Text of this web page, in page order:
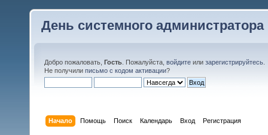
День системного администратора
Добро пожаловать, Гость . Пожалуйста, войдите или зарегистрируйтесь
Не получили письмо с кодом активации?
Начало Помощь Поиск Календарь Вход Регистрация